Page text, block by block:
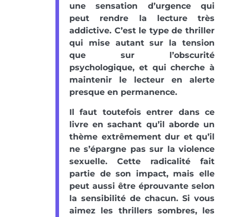
une sensation d’urgence qui
peut rendre la lecture très
addictive. C’est le type de thriller
qui mise autant sur la tension
que sur l’obscurité
psychologique, et qui cherche à
maintenir le lecteur en alerte
presque en permanence.
Il faut toutefois entrer dans ce
livre en sachant qu’il aborde un
thème extrêmement dur et qu’il
ne s’épargne pas sur la violence
sexuelle. Cette radicalité fait
partie de son impact, mais elle
peut aussi être éprouvante selon
la sensibilité de chacun. Si vous
aimez les thrillers sombres, les